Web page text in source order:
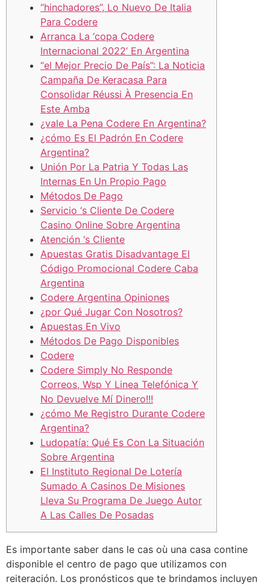
“hinchadores”, Lo Nuevo De Italia
Para Codere
Arranca La ‘copa Codere
Internacional 2022’ En Argentina
“el Mejor Precio De País”: La Noticia
Campaña De Keracasa Para
Consolidar Réussi À Presencia En
Este Amba
¿vale La Pena Codere En Argentina?
¿cómo Es El Padrón En Codere
Argentina?
Unión Por La Patria Y Todas Las
Internas En Un Propio Pago
Métodos De Pago
Servicio ‘s Cliente De Codere
Casino Online Sobre Argentina
Atención ‘s Cliente
Apuestas Gratis Disadvantage El
Código Promocional Codere Caba
Argentina
Codere Argentina Opiniones
¿por Qué Jugar Con Nosotros?
Apuestas En Vivo
Métodos De Pago Disponibles
Codere
Codere Simply No Responde
Correos, Wsp Y Linea Telefónica Y
No Devuelve Mí Dinero!!!
¿cómo Me Registro Durante Codere
Argentina?
Ludopatía: Qué Es Con La Situación
Sobre Argentina
El Instituto Regional De Lotería
Sumado A Casinos De Misiones
Lleva Su Programa De Juego Autor
A Las Calles De Posadas
Es importante saber dans le cas où una casa contine
disponible el centro de pago que utilizamos con
reiteración. Los pronósticos que te brindamos incluyen